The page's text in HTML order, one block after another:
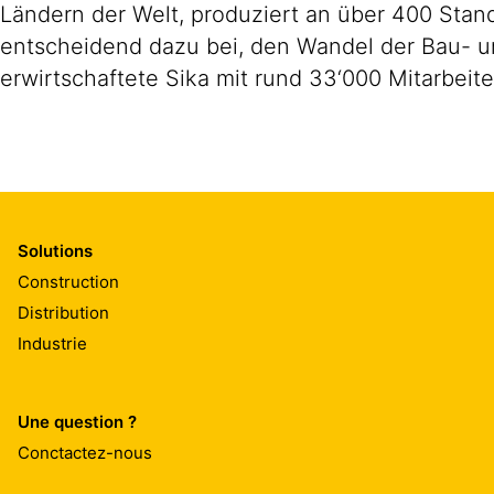
Ländern der Welt, produziert an über 400
entscheidend dazu bei, den Wandel der Bau-
erwirtschaftete Sika mit rund 33‘000
Solutions
Construction
Distribution
Industrie
Une question ?
Conctactez-nous